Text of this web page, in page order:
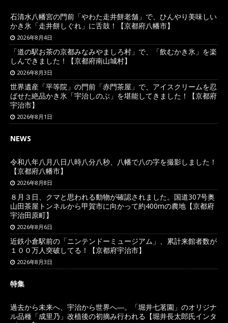
石清水八幡宮の門前「やわた走井餅老舗」で、ひんやり美味しい
かき氷「走井餅しぐれ」に舌鼓！【京都府八幡市】
2026年8月4日
「道の駅お茶の京都みなみやましろ村」で、「飲むかき氷」を楽
しんできました！【京都府南山城村】
2026年8月3日
世界遺産「平等院」の門前「赤門茶屋」で、アイスクリームを忍
ばせた絶品かき氷「宇治しのぶ」を堪能してきました！【京都府
宇治市】
2026年8月1日
NEWS
令和八年八月八日八時八分八秒、八幡で八の字を撮影しました！
【京都府八幡市】
2026年8月8日
８月３日、クマと思われる動物が確認されました。国道307号奥
山田茶屋トンネルから甲賀市に向かって約400mの農地【京都府
宇治田原町】
2026年8月6日
近鉄小倉駅前の「ニンテンドーミュージアム」、累計来館者数が
１００万人突破してる！【京都府宇治市】
2026年8月3日
特集
過去から未来へ、宇治から世界へ―。「堀井七茗園」のオリジナ
ル品種「成里乃」改植後の初摘み行われる【堀井長太郎氏インタ